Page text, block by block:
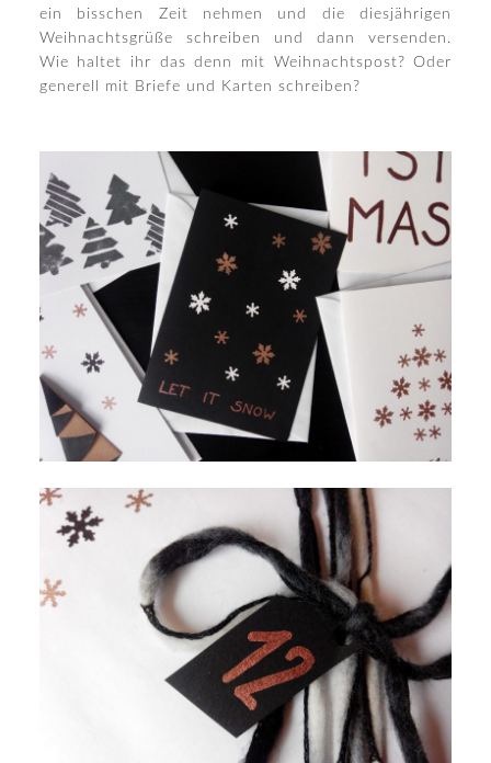
ein bisschen Zeit nehmen und die diesjährigen
Weihnachtsgrüße schreiben und dann versenden.
Wie haltet ihr das denn mit Weihnachtspost? Oder
generell mit Briefe und Karten schreiben?